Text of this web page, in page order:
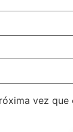
vez que